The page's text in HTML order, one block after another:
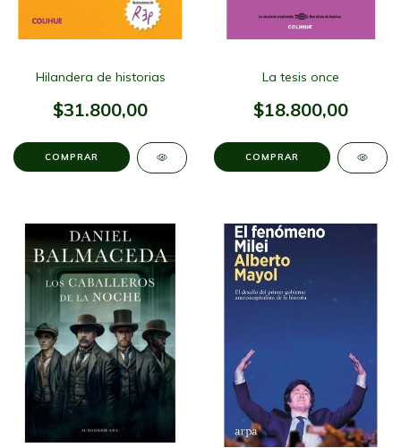
Hilandera de historias
$31.800,00
La tesis once
$18.800,00